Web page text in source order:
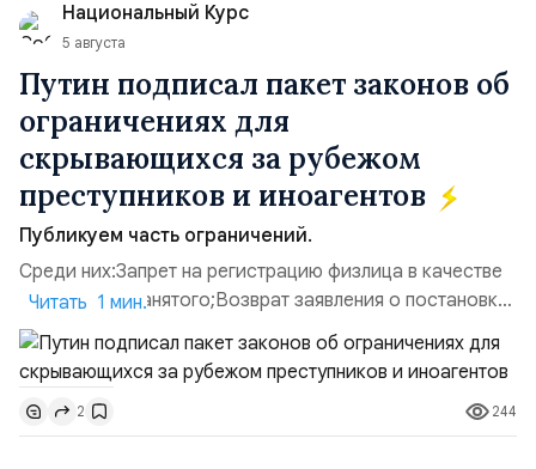
имущества ВСУ; Сортировочны...
Национальный Курс
5 августа
Путин подписал пакет законов об
ограничениях для
скрывающихся за рубежом
преступников и иноагентов
Публикуем часть ограничений.
Среди них:Запрет на регистрацию физлица в качестве
ИП или самозанятого;Возврат заявления о постановке
недвижимости на кадастровый учет;Ограничение
водительских прав;Запрет регистрации транспортных
средств и на заключение сделок по
доверенности;Отказ в заключении кредитного
договора, предоставлении государственных и
Читать 1 мин.
2 244